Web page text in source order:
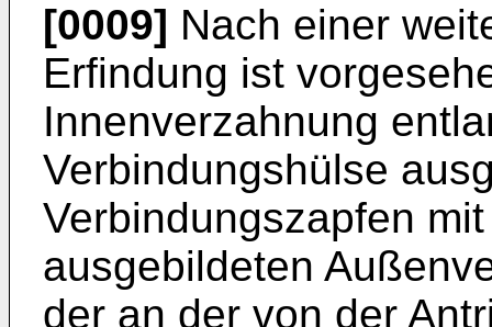
[0009] Nach einer
Erfindung ist
Innenverzahnung
Verbindungshülse
Verbindungszapfen
ausgebildeten
der an der von der